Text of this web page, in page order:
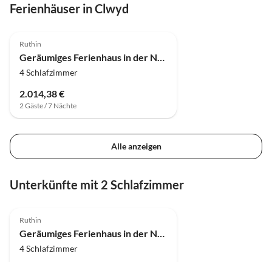
Ferienhäuser in Clwyd
Ruthin
Geräumiges Ferienhaus in der Nähe von Denbigh
4 Schlafzimmer
2.014,38 €
2 Gäste / 7 Nächte
Alle anzeigen
Unterkünfte mit 2 Schlafzimmer
Ruthin
Geräumiges Ferienhaus in der Nähe von Denbigh
4 Schlafzimmer